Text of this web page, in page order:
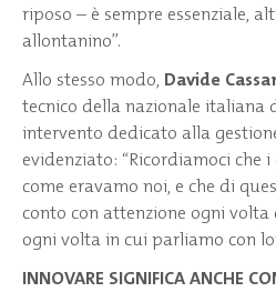
riposo – è sempre essenziale,
allontanino”.
Allo stesso modo, Davide
tecnico della nazionale italiana
intervento dedicato alla
evidenziato: “Ricordiamoci che
come eravamo noi, e che di
conto con attenzione ogni volta
ogni volta in cui parliamo con
INNOVARE SIGNIFICA ANCHE